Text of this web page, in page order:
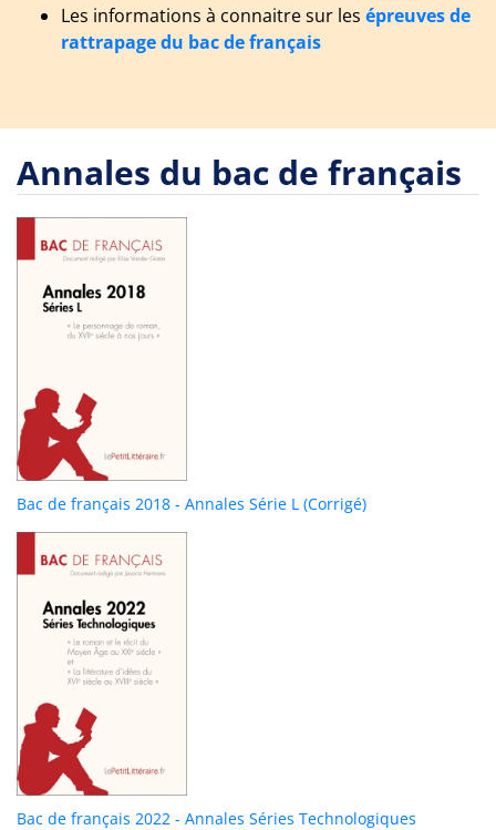
Les informations à connaitre sur les épreuves de
rattrapage du bac de français
Annales du bac de français
Bac de français 2018 - Annales Série L (Corrigé)
Bac de français 2022 - Annales Séries Technologiques